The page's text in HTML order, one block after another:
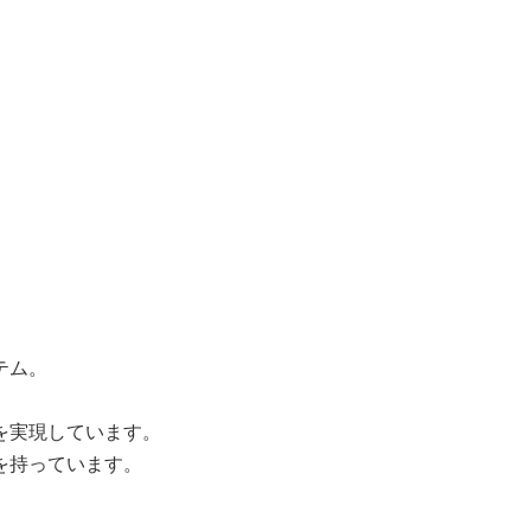
。
現しています。
っています。